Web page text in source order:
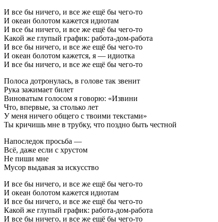
И все бы ничего, и все же ещё бы чего-то
И океан болотом кажется идиотам
И все бы ничего, и все же ещё бы чего-то
Какой же глупый график: работа-дом-работа
И все бы ничего, и все же ещё бы чего-то
И океан болотом кажется, я — идиотка
И все бы ничего, и все же ещё бы чего-то
Полоса дотронулась, в голове так звенит
Рука зажимает билет
Виноватым голосом я говорю: «Извини
Что, впервые, за столько лет
У меня ничего общего с твоими текстами»
Ты кричишь мне в трубку, что поздно быть честной
Напоследок просьба —
Всё, даже если c хрустом
Не пиши мне
Мусор выдавая за искусство
И все бы ничего, и все же ещё бы чего-то
И океан болотом кажется идиотам
И все бы ничего, и все же ещё бы чего-то
Какой же глупый график: работа-дом-работа
И все бы ничего, и все же ещё бы чего-то